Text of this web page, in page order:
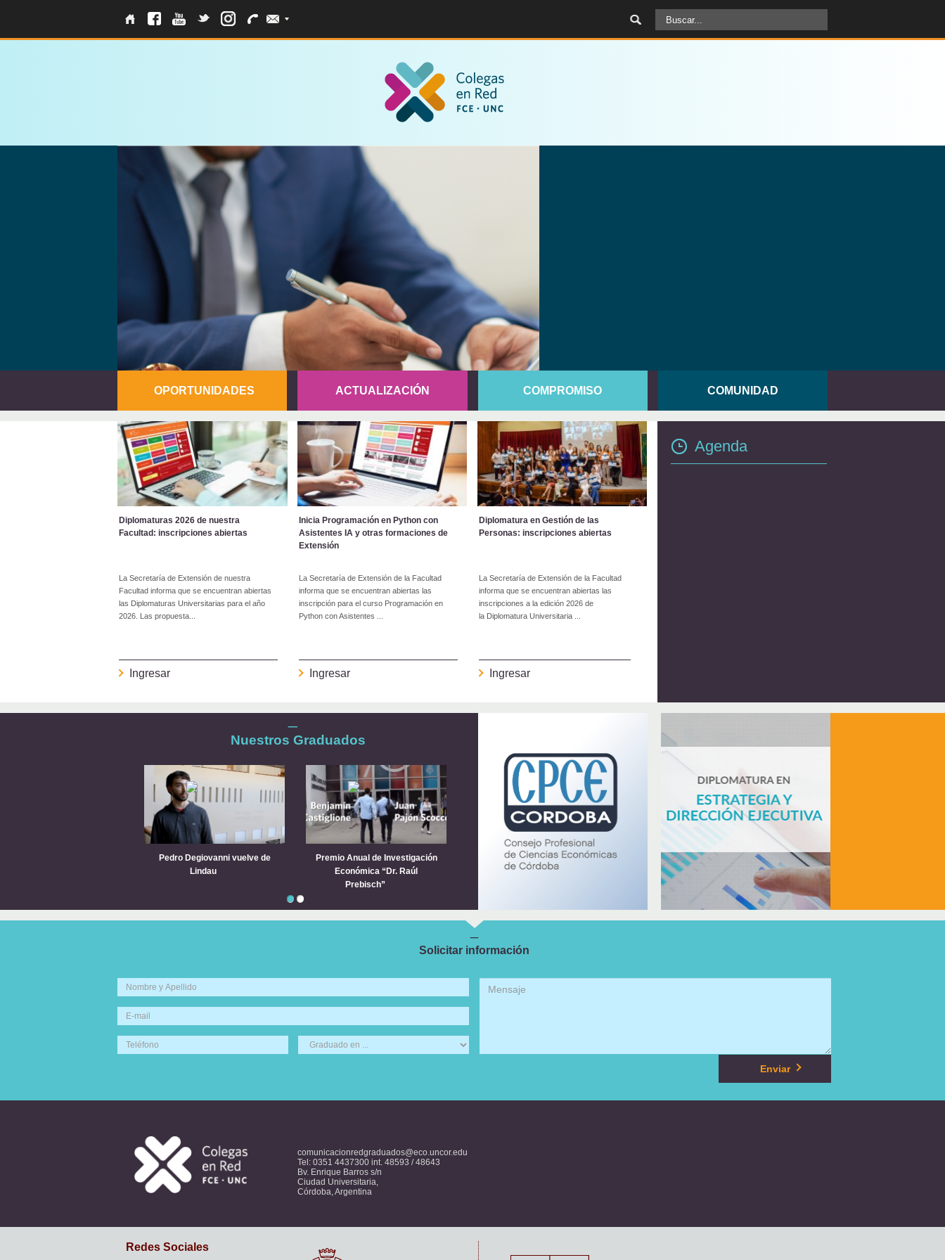
OPORTUNIDADES ACTUALIZACIÓN COMPROMISO COMUNIDAD
Diplomaturas 2026 de nuestra
Facultad: inscripciones abiertas
La Secretaría de Extensión de nuestra
Facultad informa que se encuentran abiertas
las Diplomaturas Universitarias para el año
2026. Las propuesta...
Ingresar
Inicia Programación en Python con
Asistentes IA y otras formaciones de
Extensión
La Secretaría de Extensión de la Facultad
informa que se encuentran abiertas las
inscripción para el curso Programación en
Python con Asistentes ...
Ingresar
Diplomatura en Gestión de las
Personas: inscripciones abiertas
La Secretaría de Extensión de la Facultad
informa que se encuentran abiertas las
inscripciones a la edición 2026 de
la Diplomatura Universitaria ...
Ingresar
Agenda
1 2
_
Nuestros Graduados
Pedro Degiovanni vuelve de
Lindau
Premio Anual de Investigación
Económica “Dr. Raúl
Prebisch”
_
Solicitar información
comunicacionredgraduados@eco.uncor.edu
Tel: 0351 4437300 int. 48593 / 48643
Bv. Enrique Barros s/n
Ciudad Universitaria,
Córdoba, Argentina
Redes Sociales